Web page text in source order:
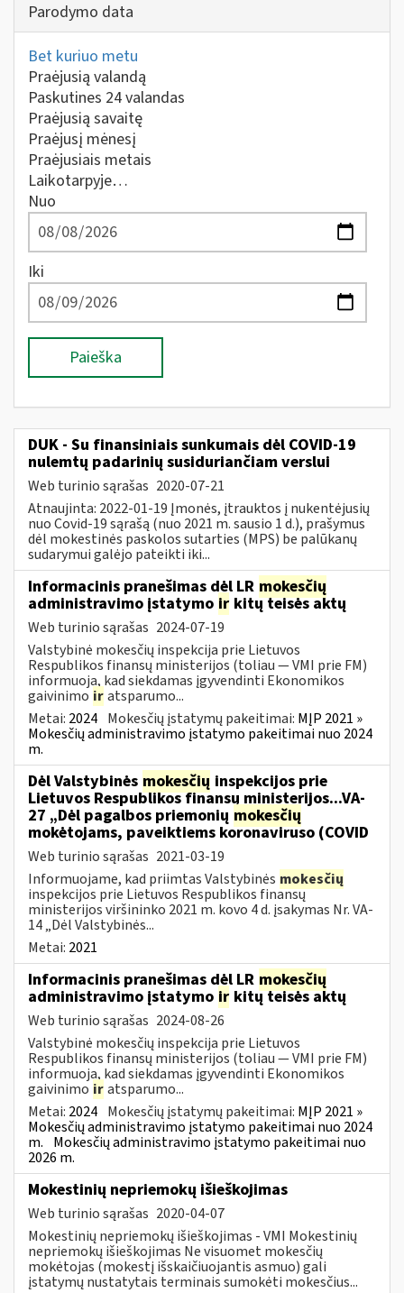
Parodymo data
Bet kuriuo metu
Praėjusią valandą
Paskutines 24 valandas
Praėjusią savaitę
Praėjusį mėnesį
Praėjusiais metais
Laikotarpyje…
Nuo
Iki
Paieška
DUK - Su finansiniais sunkumais dėl COVID-19
nulemtų padarinių susiduriančiam verslui
Web turinio sąrašas 2020-07-21
Atnaujinta: 2022-01-19 Įmonės, įtrauktos į nukentėjusių
nuo Covid-19 sąrašą (nuo 2021 m. sausio 1 d.), prašymus
dėl mokestinės paskolos sutarties (MPS) be palūkanų
sudarymui galėjo pateikti iki...
Informacinis pranešimas dėl LR mokesčių
administravimo įstatymo ir kitų teisės aktų
Web turinio sąrašas 2024-07-19
Valstybinė mokesčių inspekcija prie Lietuvos
Respublikos finansų ministerijos (toliau — VMI prie FM)
informuoja, kad siekdamas įgyvendinti Ekonomikos
gaivinimo iratsparumo...
Metai: 2024 Mokesčių įstatymų pakeitimai: MĮP 2021 »
Mokesčių administravimo įstatymo pakeitimai nuo 2024
m.
Dėl Valstybinės mokesčių inspekcijos prie
Lietuvos Respublikos finansų ministerijos...VA-
27 „Dėl pagalbos priemonių mokesčių
mokėtojams, paveiktiems koronaviruso (COVID
Web turinio sąrašas 2021-03-19
Informuojame, kad priimtas Valstybinės mokesčių
inspekcijos prie Lietuvos Respublikos finansų
ministerijos viršininko 2021 m. kovo 4 d. įsakymas Nr. VA-
14 „Dėl Valstybinės...
Metai: 2021
Informacinis pranešimas dėl LR mokesčių
administravimo įstatymo ir kitų teisės aktų
Web turinio sąrašas 2024-08-26
Valstybinė mokesčių inspekcija prie Lietuvos
Respublikos finansų ministerijos (toliau — VMI prie FM)
informuoja, kad siekdamas įgyvendinti Ekonomikos
gaivinimo iratsparumo...
Metai: 2024 Mokesčių įstatymų pakeitimai: MĮP 2021 »
Mokesčių administravimo įstatymo pakeitimai nuo 2024
m. Mokesčių administravimo įstatymo pakeitimai nuo
2026 m.
Mokestinių nepriemokų išieškojimas
Web turinio sąrašas 2020-04-07
Mokestinių nepriemokų išieškojimas - VMI Mokestinių
nepriemokų išieškojimas Ne visuomet mokesčių
mokėtojas (mokestį išskaičiuojantis asmuo) gali
įstatymų nustatytais terminais sumokėti mokesčius...